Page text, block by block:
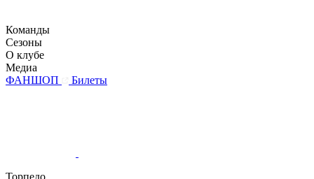
Команды
Сезоны
О клубе
Медиа
ФАНШОП
Билеты
Торпедо